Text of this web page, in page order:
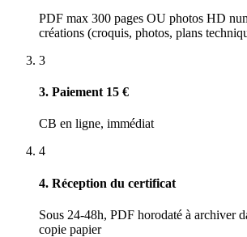
PDF max 300 pages OU photos HD
créations (croquis, photos, plans
3
3. Paiement 15 €
CB en ligne, immédiat
4
4. Réception du certificat
Sous 24-48h, PDF horodaté à archiver
copie papier